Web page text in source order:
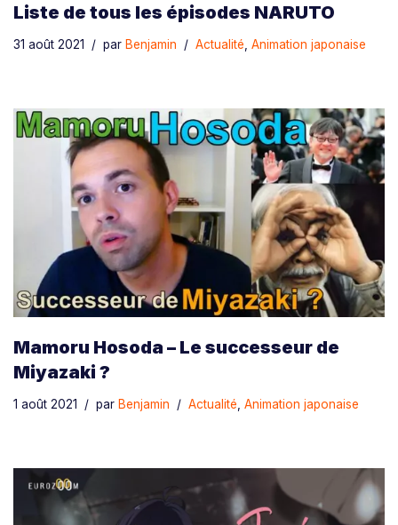
Liste de tous les épisodes NARUTO
31 août 2021 par Benjamin Actualité Animation japonaise
Mamoru Hosoda – Le successeur de
Miyazaki ?
1 août 2021 par Benjamin Actualité Animation japonaise